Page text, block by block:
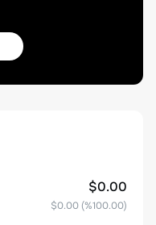
$0.00
$0.00 (%100.00)